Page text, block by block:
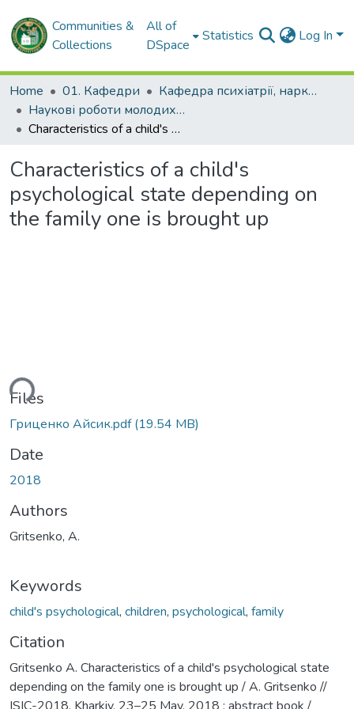
Communities &
Collections
All of
DSpace
Statistics Log In
Home 01. Кафедри
Кафедра психіатрії, наркології, медичної психології та соціальної роботи
Наукові роботи молодих дослідників та кваліфікаційні роботи. Кафедра психіатрії, наркології, медичної психології та соціальної роботи
Characteristics of a child's psychological state depending on the family one is brought up
Characteristics of a child's
psychological state depending on
the family one is brought up
Files
Гриценко Айсик.pdf(19.54 MB)
Date
2018
Authors
Gritsenko, A.
Keywords
child's psychological, children, psychological, family
Citation
Gritsenko A. Characteristics of a child's psychological state
depending on the family one is brought up / A. Gritsenko //